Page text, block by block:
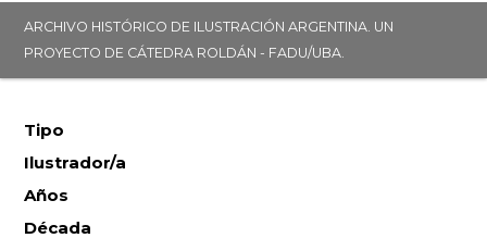
ARCHIVO HISTÓRICO DE ILUSTRACIÓN ARGENTINA. UN
PROYECTO DE CÁTEDRA ROLDÁN - FADU/UBA.
Tipo
Ilustrador/a
Años
Década